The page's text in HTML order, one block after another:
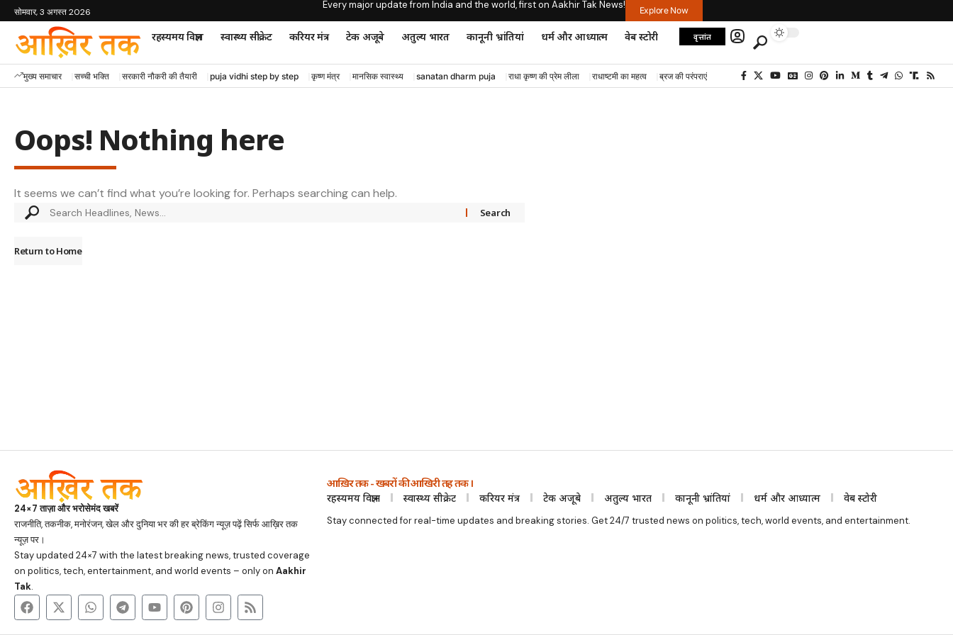
सोमवार, 3 अगस्त 2026
Every major update from India and the world, first on Aakhir Tak News! Explore Now
रहस्यमय विज्ञान स्वास्थ्य सीक्रेट करियर मंत्र टेक अजूबे अतुल्य भारत कानूनी भ्रांतियां धर्म और आध्यात्म वेब स्टोरी वृत्तांत
मुख्य समाचार सच्ची भक्ति सरकारी नौकरी की तैयारी puja vidhi step by step कृष्ण मंत्र मानसिक स्वास्थ्य sanatan dharm puja राधा कृष्ण की प्रेम लीला राधाष्टमी का महत्व ब्रज की परंपराएं
Oops! Nothing here
It seems we can’t find what you’re looking for. Perhaps searching can help.
Return to Home
24×7 ताज़ा और भरोसेमंद खबरें
राजनीति, तकनीक, मनोरंजन, खेल और दुनिया भर की हर ब्रेकिंग न्यूज़ पढ़ें सिर्फ आख़िर तक
न्यूज़ पर।
Stay updated 24×7 with the latest breaking news, trusted coverage
on politics, tech, entertainment, and world events – only on Aakhir
Tak.
आख़िर तक - खबरों की आखिरी तह तक ।
रहस्यमय विज्ञान स्वास्थ्य सीक्रेट करियर मंत्र टेक अजूबे अतुल्य भारत कानूनी भ्रांतियां धर्म और आध्यात्म वेब स्टोरी
Stay connected for real-time updates and breaking stories. Get 24/7 trusted news on politics, tech, world events, and entertainment.